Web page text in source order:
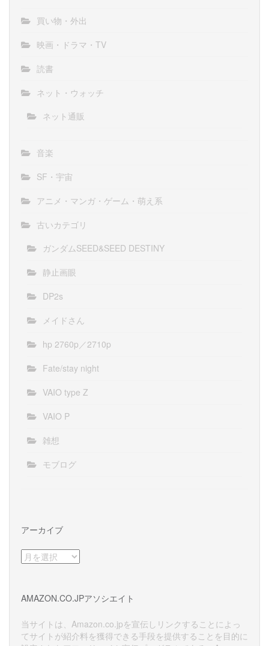
買い物・外出
映画・ドラマ・TV
読書
ネット・ウォッチ
ネット通販
音楽
SF・宇宙
アニメ・マンガ・ゲーム・萌え系
古いカテゴリ
ガンダムSEED&SEED DESTINY
静止画眼
DP2s
メイドさん
hp 2760p／2710p
Fate/stay night
VAIO type Z
VAIO P
雑想
モブログ
アーカイブ
ア
ー
ブ
AMAZON.CO.JPアソシエイト
当サイトは、Amazon.co.jpを宣伝しリンクすることによっ
てサイトが紹介料を獲得できる手段を提供することを目的に